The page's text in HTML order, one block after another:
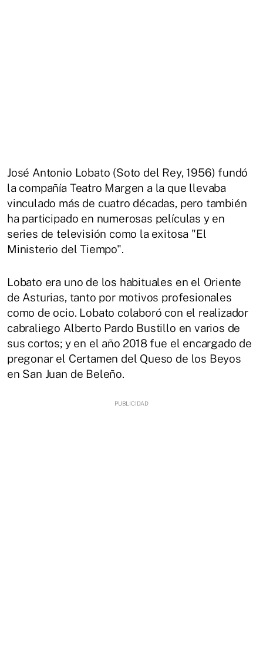
José Antonio Lobato (Soto del Rey, 1956) fundó
la compañía Teatro Margen a la que llevaba
vinculado más de cuatro décadas, pero también
ha participado en numerosas películas y en
series de televisión como la exitosa "El
Ministerio del Tiempo".
Lobato era uno de los habituales en el Oriente
de Asturias, tanto por motivos profesionales
como de ocio. Lobato colaboró con el realizador
cabraliego Alberto Pardo Bustillo en varios de
sus cortos; y en el año 2018 fue el encargado de
pregonar el Certamen del Queso de los Beyos
en San Juan de Beleño.